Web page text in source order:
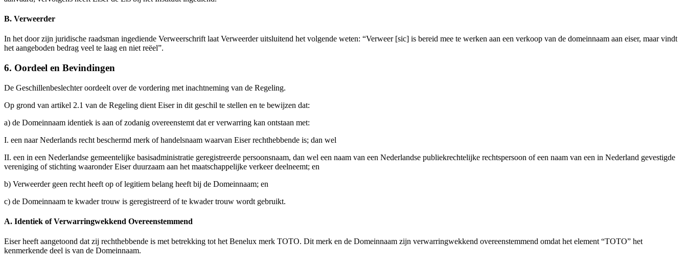
B. Verweerder
In het door zijn juridische raadsman ingediende Verweerschrift laat Verweerder uitsluitend het volgende weten: “Verweer [sic] is bereid mee te werken aan een verkoop van de domeinnaam aan eiser, maar vindt
het aangeboden bedrag veel te laag en niet reëel”.
6. Oordeel en Bevindingen
De Geschillenbeslechter oordeelt over de vordering met inachtneming van de Regeling.
Op grond van artikel 2.1 van de Regeling dient Eiser in dit geschil te stellen en te bewijzen dat:
a) de Domeinnaam identiek is aan of zodanig overeenstemt dat er verwarring kan ontstaan met:
I. een naar Nederlands recht beschermd merk of handelsnaam waarvan Eiser rechthebbende is; dan wel
II. een in een Nederlandse gemeentelijke basisadministratie geregistreerde persoonsnaam, dan wel een naam van een Nederlandse publiekrechtelijke rechtspersoon of een naam van een in Nederland gevestigde
vereniging of stichting waaronder Eiser duurzaam aan het maatschappelijke verkeer deelneemt; en
b) Verweerder geen recht heeft op of legitiem belang heeft bij de Domeinnaam; en
c) de Domeinnaam te kwader trouw is geregistreerd of te kwader trouw wordt gebruikt.
A. Identiek of Verwarringwekkend Overeenstemmend
Eiser heeft aangetoond dat zij rechthebbende is met betrekking tot het Benelux merk TOTO. Dit merk en de Domeinnaam zijn verwarringwekkend overeenstemmend omdat het element “TOTO” het
kenmerkende deel is van de Domeinnaam.